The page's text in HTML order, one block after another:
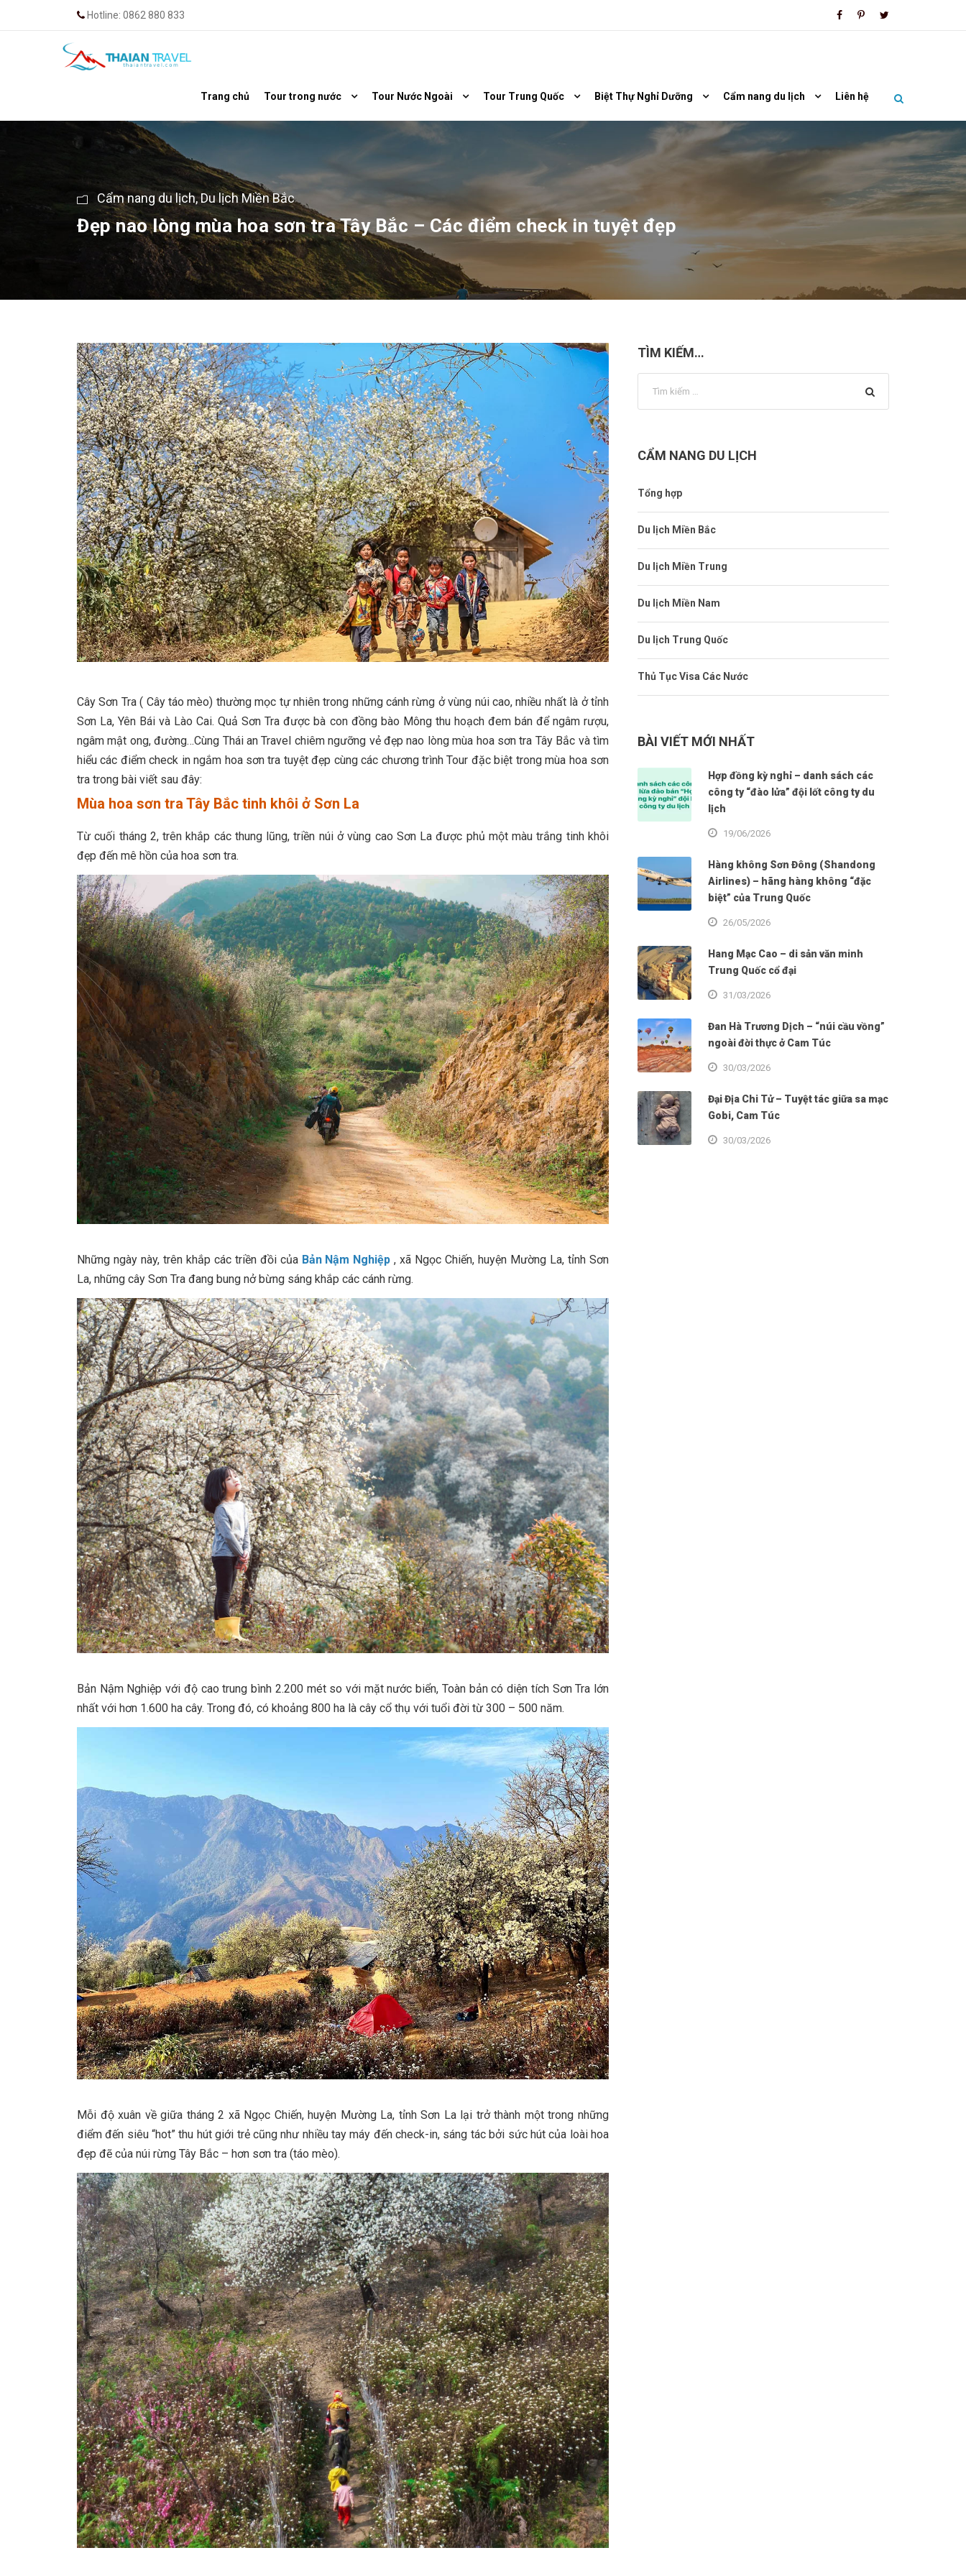
Hotline: 0862 880 833
Trang chủ Tour trong nước Tour Nước Ngoài Tour Trung Quốc Biệt Thự Nghỉ Dưỡng Cẩm nang du lịch Liên hệ
Cẩm nang du lịch,Du lịch Miền Bắc
Đẹp nao lòng mùa hoa sơn tra Tây Bắc – Các điểm check in tuyệt đẹp
Cây Sơn Tra ( Cây táo mèo) thường mọc tự nhiên trong những cánh rừng ở vùng núi cao, nhiều nhất là ở tỉnh
Sơn La, Yên Bái và Lào Cai. Quả Sơn Tra được bà con đồng bào Mông thu hoạch đem bán để ngâm rượu,
ngâm mật ong, đường…Cùng Thái an Travel chiêm ngưỡng vẻ đẹp nao lòng mùa hoa sơn tra Tây Bắc và tìm
hiểu các điểm check in ngắm hoa sơn tra tuyệt đẹp cùng các chương trình Tour đặc biệt trong mùa hoa sơn
tra trong bài viết sau đây:
Mùa hoa sơn tra Tây Bắc tinh khôi ở Sơn La
Từ cuối tháng 2, trên khắp các thung lũng, triền núi ở vùng cao Sơn La được phủ một màu trắng tinh khôi
đẹp đến mê hồn của hoa sơn tra.
Những ngày này, trên khắp các triền đồi của Bản Nậm Nghiệp , xã Ngọc Chiến, huyện Mường La, tỉnh Sơn
La, những cây Sơn Tra đang bung nở bừng sáng khắp các cánh rừng.
Bản Nậm Nghiệp với độ cao trung bình 2.200 mét so với mặt nước biển, Toàn bản có diện tích Sơn Tra lớn
nhất với hơn 1.600 ha cây. Trong đó, có khoảng 800 ha là cây cổ thụ với tuổi đời từ 300 – 500 năm.
Mỗi độ xuân về giữa tháng 2 xã Ngọc Chiến, huyện Mường La, tỉnh Sơn La lại trở thành một trong những
điểm đến siêu “hot” thu hút giới trẻ cũng như nhiều tay máy đến check-in, sáng tác bởi sức hút của loài hoa
đẹp đẽ của núi rừng Tây Bắc – hơn sơn tra (táo mèo).
TÌM KIẾM…
CẨM NANG DU LỊCH
Tổng hợp
Du lịch Miền Bắc
Du lịch Miền Trung
Du lịch Miền Nam
Du lịch Trung Quốc
Thủ Tục Visa Các Nước
BÀI VIẾT MỚI NHẤT
Hợp đồng kỳ nghỉ – danh sách các
công ty “đào lửa” đội lốt công ty du
lịch
19/06/2026
Hàng không Sơn Đông (Shandong
Airlines) – hãng hàng không “đặc
biệt” của Trung Quốc
26/05/2026
Hang Mạc Cao – di sản văn minh
Trung Quốc cổ đại
31/03/2026
Đan Hà Trương Dịch – “núi cầu vồng”
ngoài đời thực ở Cam Túc
30/03/2026
Đại Địa Chi Tử – Tuyệt tác giữa sa mạc
Gobi, Cam Túc
30/03/2026